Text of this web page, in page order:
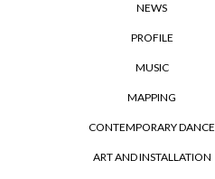
NEWS
PROFILE
MUSIC
MAPPING
CONTEMPORARY DANCE
ART AND INSTALLATION